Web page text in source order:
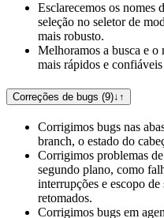
Esclarecemos os nomes
seleção no seletor de
mais robusto.
Melhoramos a busca e o
mais rápidos e
Correções de bugs (9)↓ ↑
Corrigimos bugs nas
branch, o estado do
Corrigimos problemas
segundo plano, como
interrupções e escopo
retomados.
Corrigimos bugs em